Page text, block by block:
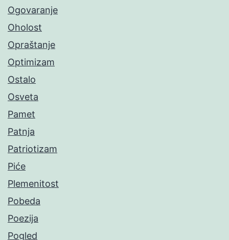
Ogovaranje
Oholost
Opraštanje
Optimizam
Ostalo
Osveta
Pamet
Patnja
Patriotizam
Piće
Plemenitost
Pobeda
Poezija
Pogled